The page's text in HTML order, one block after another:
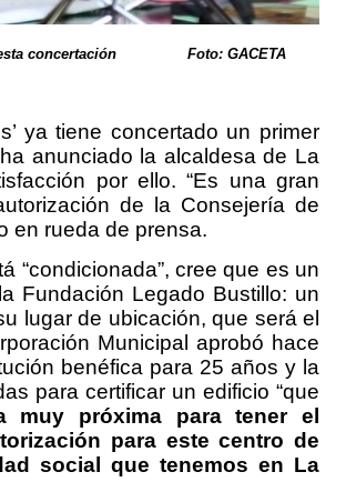
concertación Foto: GACETA
ya tiene concertado un primer
anunciado la alcaldesa de La
por ello. “Es una gran
de la Consejería de
en rueda de prensa.
cree que es un
Fundación Legado Bustillo: un
lugar de ubicación, que será el
Municipal aprobó hace
benéfica para 25 años y la
para certificar un edificio “que
muy próxima para tener el
para este centro de
social que tenemos en La